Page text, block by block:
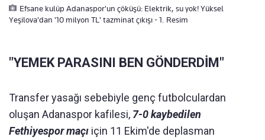
Efsane kulüp Adanaspor'un çöküşü: Elektrik, su yok! Yüksel
Yeşilova'dan '10 milyon TL' tazminat çıkışı - 1. Resim
"YEMEK PARASINI BEN GÖNDERDİM"
Transfer yasağı sebebiyle genç futbolculardan
oluşan Adanaspor kafilesi, 7-0 kaybedilen
Fethiyespor maçı için 11 Ekim'de deplasman